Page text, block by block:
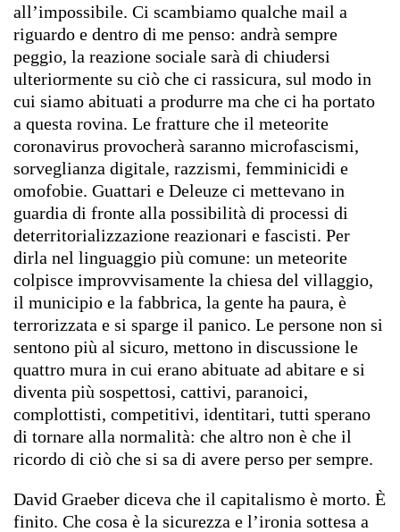
all’impossibile. Ci scambiamo qualche mail a
riguardo e dentro di me penso: andrà sempre
peggio, la reazione sociale sarà di chiudersi
ulteriormente su ciò che ci rassicura, sul modo in
cui siamo abituati a produrre ma che ci ha portato
a questa rovina. Le fratture che il meteorite
coronavirus provocherà saranno microfascismi,
sorveglianza digitale, razzismi, femminicidi e
omofobie. Guattari e Deleuze ci mettevano in
guardia di fronte alla possibilità di processi di
deterritorializzazione reazionari e fascisti. Per
dirla nel linguaggio più comune: un meteorite
colpisce improvvisamente la chiesa del villaggio,
il municipio e la fabbrica, la gente ha paura, è
terrorizzata e si sparge il panico. Le persone non si
sentono più al sicuro, mettono in discussione le
quattro mura in cui erano abituate ad abitare e si
diventa più sospettosi, cattivi, paranoici,
complottisti, competitivi, identitari, tutti sperano
di tornare alla normalità: che altro non è che il
ricordo di ciò che si sa di avere perso per sempre.
David Graeber diceva che il capitalismo è morto. È
finito. Che cosa è la sicurezza e l’ironia sottesa a